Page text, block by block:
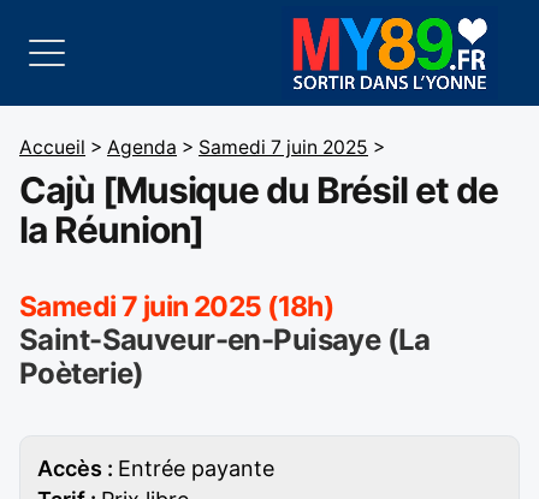
Accueil > Agenda > Samedi 7 juin 2025 >
Cajù [Musique du Brésil et de
la Réunion]
Samedi 7 juin 2025 (18h)
Saint-Sauveur-en-Puisaye (La
Poèterie)
Accès : Entrée payante